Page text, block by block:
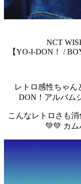
NCT
【YO-I-DON！ /
レトロ感性ちゃ
DON！アルバム
こんなレトロさも
💚💚 カム